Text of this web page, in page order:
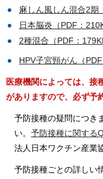
麻しん風しん混合2期
日本脳炎（PDF：
2種混合（PDF：
HPV子宮頸がん（PDF
医療機関によっては、接
がありますので、必ず予
予防接種の疑問につき
い。 予防接種に関する
法人日本ワクチン産業
予防接種ごとの詳しい